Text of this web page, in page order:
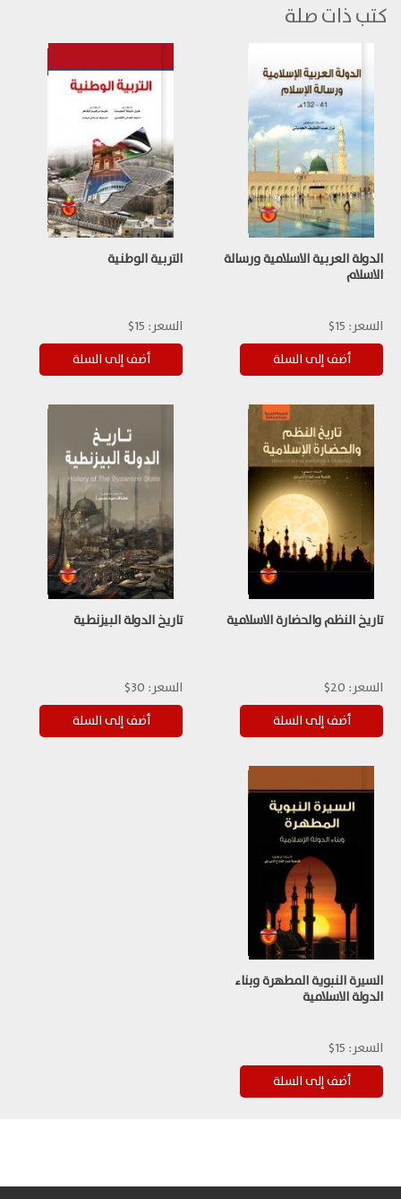
كتب ذات صلة
الدولة العربية الاسلامية ورسالة
الاسلام
السعر: 15$
التربية الوطنية
السعر: 15$
تاريخ النظم والحضارة الاسلامية
السعر: 20$
تاريخ الدولة البيزنطية
السعر: 30$
السيرة النبوية المطهرة وبناء
الدولة الاسلامية
السعر: 15$